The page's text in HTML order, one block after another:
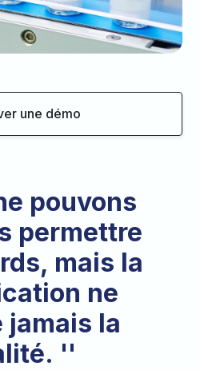
une démo
pouvons
permettre
mais la
ne
jamais la
''